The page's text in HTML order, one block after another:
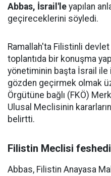
Abbas, İsrail'le yapılan
geçireceklerini söyledi.
Ramallah'ta Filistinli devlet
toplantıda bir konuşma
yönetiminin başta İsrail ile
gözden geçirmek olmak
Örgütüne bağlı (FKÖ)
Ulusal Meclisinin
belirtti.
Filistin Meclisi
Abbas, Filistin Anayasa